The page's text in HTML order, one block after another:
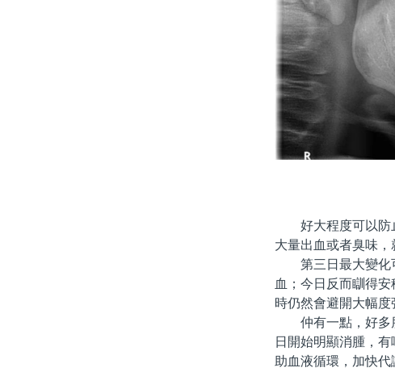
好大程度可以防止
大量出血或者臭味，
第三日最大變化可
血；今日反而瞓得
時仍然會避開大幅度
仲有一點，好多朋
日開始明顯消腫，
助血液循環，加快